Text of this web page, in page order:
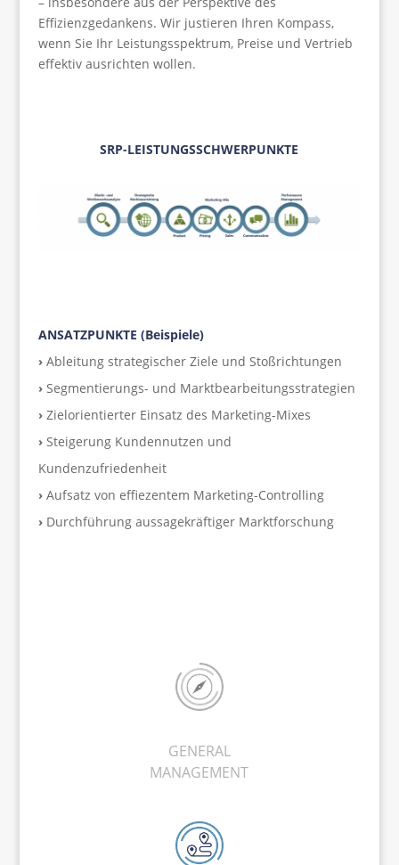
Effizienzgedankens. Wir justieren Ihren Kompass,
wenn Sie Ihr Leistungsspektrum, Preise und Vertrieb
effektiv ausrichten wollen.
SRP-LEISTUNGSSCHWERPUNKTE
ANSATZPUNKTE (Beispiele)
› Ableitung strategischer Ziele und Stoßrichtungen
› Segmentierungs- und Marktbearbeitungsstrategien
› Zielorientierter Einsatz des Marketing-Mixes
› Steigerung Kundennutzen und
Kundenzufriedenheit
› Aufsatz von effiezentem Marketing-Controlling
› Durchführung aussagekräftiger Marktforschung
GENERAL
MANAGEMENT